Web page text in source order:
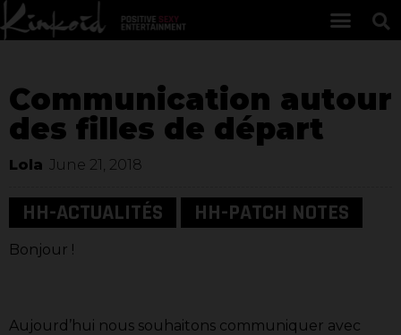
Communication autour
des filles de départ
Lola June 21, 2018
HH-ACTUALITÉS HH-PATCH NOTES
Bonjour !
Aujourd’hui nous souhaitons communiquer avec